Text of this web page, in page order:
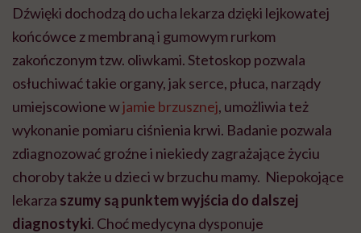
Dźwięki dochodzą do ucha lekarza dzięki lejkowatej
końcówce z membraną i gumowym rurkom
zakończonym tzw. oliwkami. Stetoskop pozwala
osłuchiwać takie organy, jak serce, płuca, narządy
umiejscowione wjamie brzusznej, umożliwia też
wykonanie pomiaru ciśnienia krwi. Badanie pozwala
zdiagnozować groźne i niekiedy zagrażające życiu
choroby także u dzieci w brzuchu mamy. Niepokojące
lekarza szumy są punktem wyjścia do dalszej
diagnostyki. Choć medycyna dysponuje